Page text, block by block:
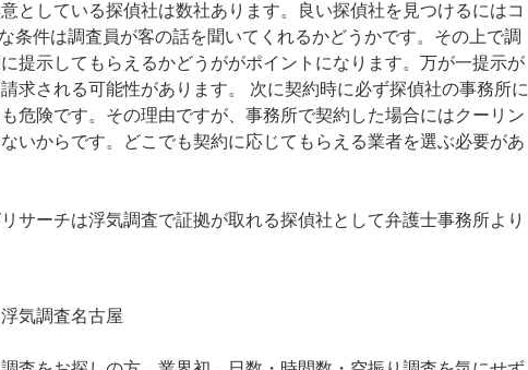
としている探偵社は数社あります。良い探偵社を見つけるにはコ
条件は調査員が客の話を聞いてくれるかどうかです。その上で調
提示してもらえるかどうががポイントになります。万が一提示が
求される可能性があります。 次に契約時に必ず探偵社の事務所に
危険です。その理由ですが、事務所で契約した場合にはクーリン
いからです。どこでも契約に応じてもらえる業者を選ぶ必要があ
サーチは浮気調査で証拠が取れる探偵社として弁護士事務所より
浮気調査名古屋